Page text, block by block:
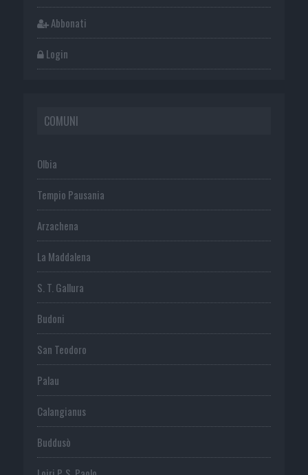
Abbonati
Login
COMUNI
Olbia
Tempio Pausania
Arzachena
La Maddalena
S. T. Gallura
Budoni
San Teodoro
Palau
Calangianus
Buddusò